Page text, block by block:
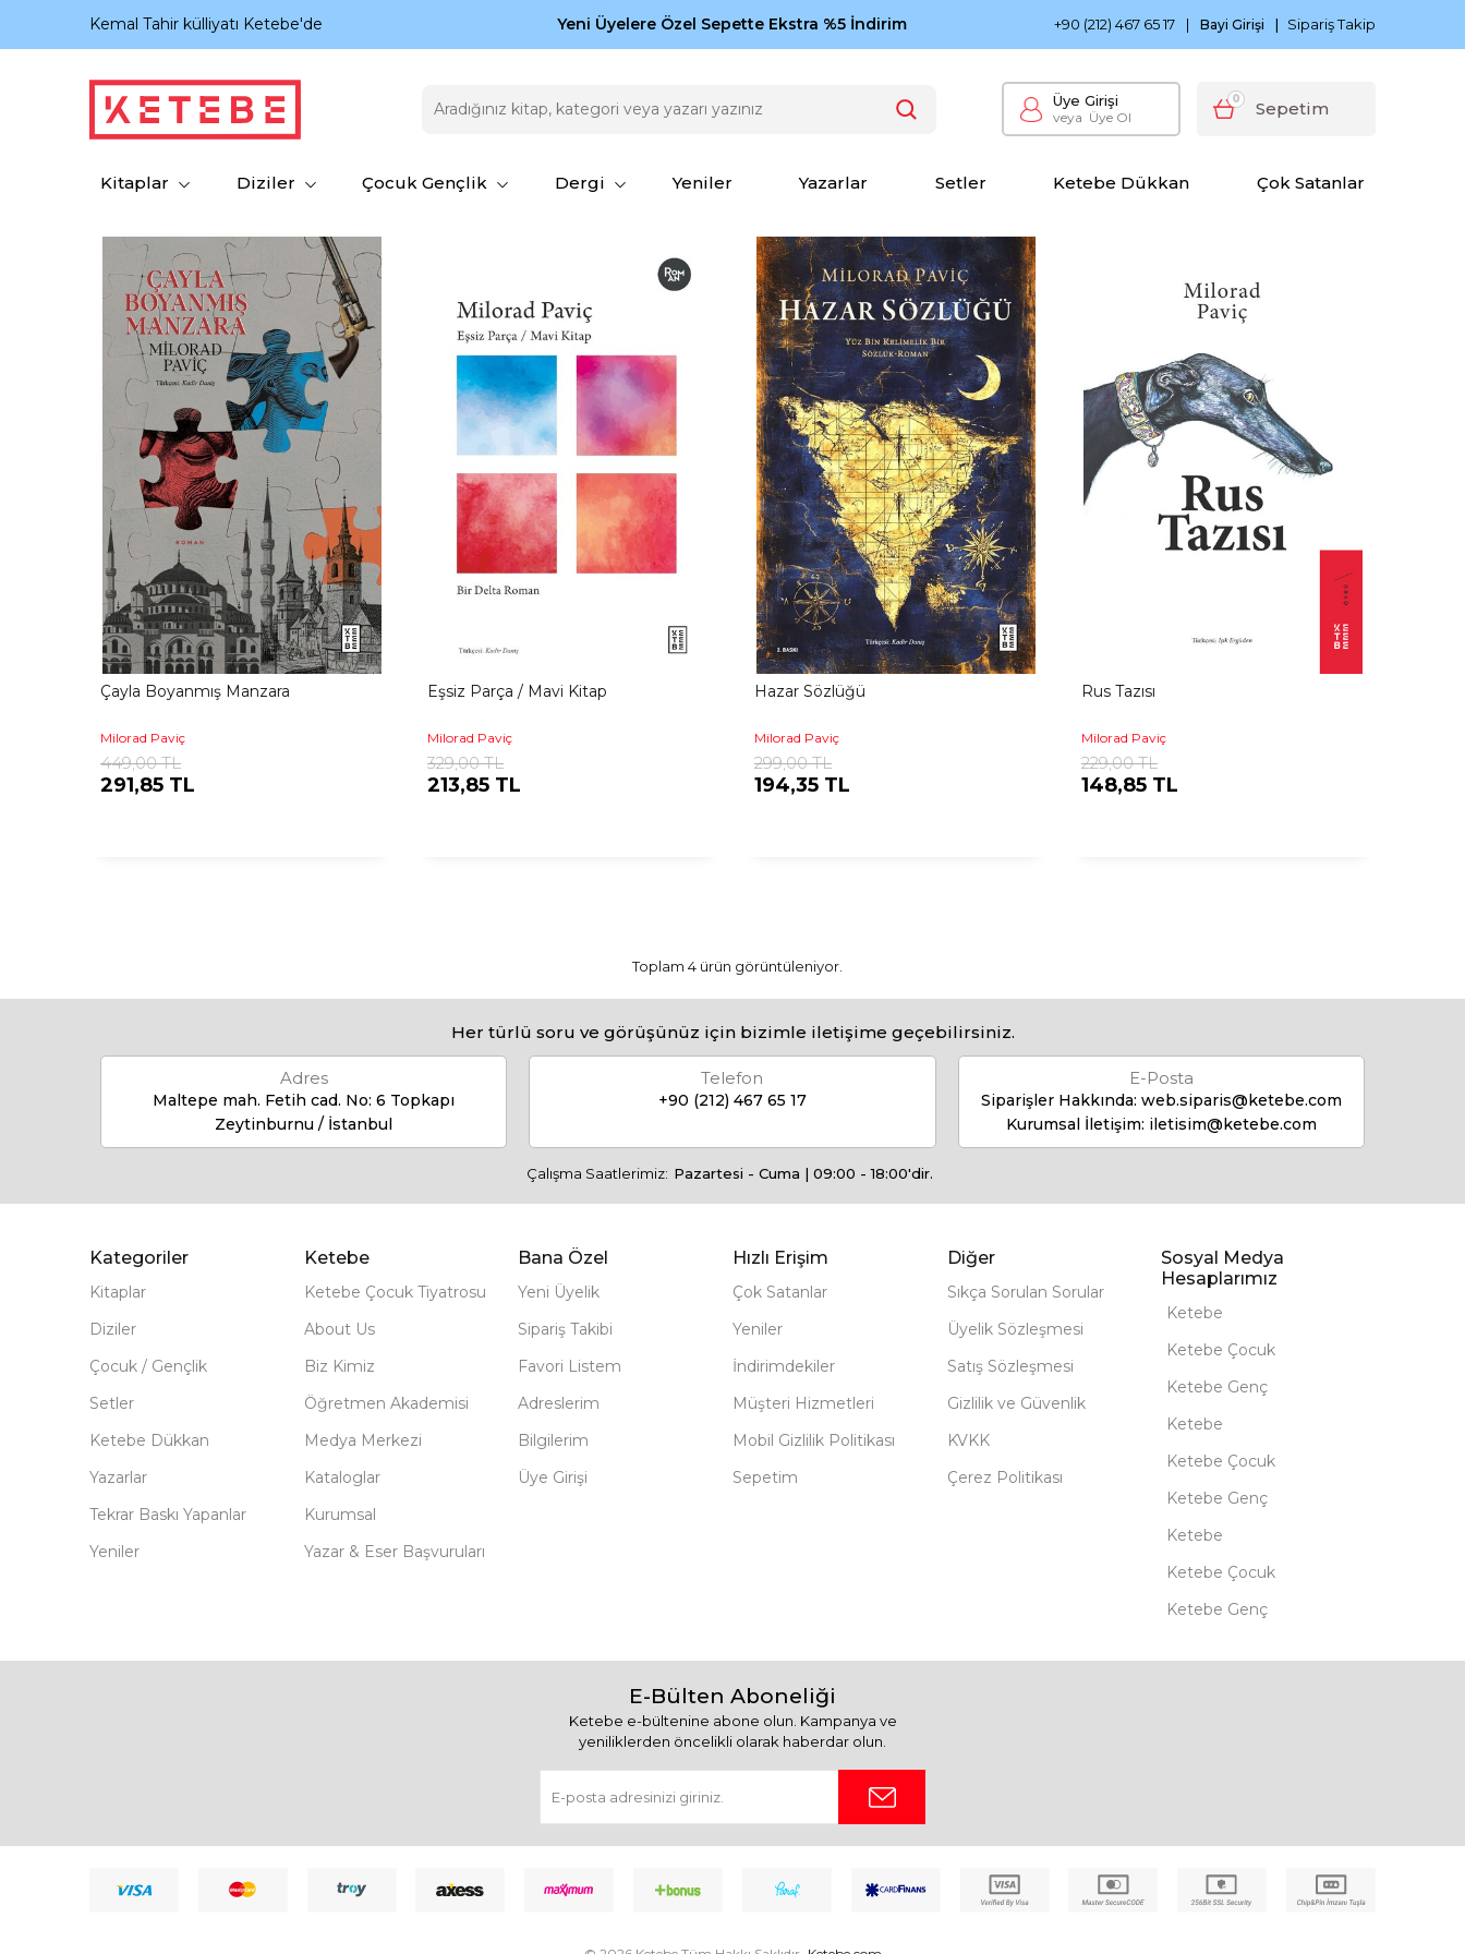
Kemal Tahir külliyatı Ketebe'de Zamansız eserler Ketebe'de: Cengiz Aytmatov 1500 TL ve Üzeri Siparişlerinizde Kargo Bedava
Yeni Üyelere Özel Sepette Ekstra %5 İndirim +90 (212) 467 65 17 | Bayi Girişi | Sipariş Takip
0 Sepetim
Üye Girişi
veya Üye Ol
Kitaplar Diziler Çocuk Gençlik Dergi Yeniler Yazarlar Setler Ketebe Dükkan Çok Satanlar
Çayla Boyanmış Manzara
Milorad Paviç
449,00 TL
291,85 TL
Eşsiz Parça / Mavi Kitap
Milorad Paviç
329,00 TL
213,85 TL
Hazar Sözlüğü
Milorad Paviç
299,00 TL
194,35 TL
Rus Tazısı
Milorad Paviç
229,00 TL
148,85 TL
Toplam 4 ürün görüntüleniyor.
Her türlü soru ve görüşünüz için bizimle iletişime geçebilirsiniz.
Adres
Maltepe mah. Fetih cad. No: 6 Topkapı
Zeytinburnu / İstanbul
Telefon
+90 (212) 467 65 17
E-Posta
Siparişler Hakkında: web.siparis@ketebe.com
Kurumsal İletişim: iletisim@ketebe.com
Çalışma Saatlerimiz: Pazartesi - Cuma | 09:00 - 18:00'dir.
Kategoriler
Kitaplar
Diziler
Çocuk / Gençlik
Setler
Ketebe Dükkan
Yazarlar
Tekrar Baskı Yapanlar
Yeniler
Ketebe
Ketebe Çocuk Tiyatrosu
About Us
Biz Kimiz
Öğretmen Akademisi
Medya Merkezi
Kataloglar
Kurumsal
Yazar & Eser Başvuruları
Bana Özel
Yeni Üyelik
Sipariş Takibi
Favori Listem
Adreslerim
Bilgilerim
Üye Girişi
Hızlı Erişim
Çok Satanlar
Yeniler
İndirimdekiler
Müşteri Hizmetleri
Mobil Gizlilik Politikası
Sepetim
Diğer
Sıkça Sorulan Sorular
Üyelik Sözleşmesi
Satış Sözleşmesi
Gizlilik ve Güvenlik
KVKK
Çerez Politikası
Sosyal Medya
Hesaplarımız
Ketebe
Ketebe Çocuk
Ketebe Genç
Ketebe
Ketebe Çocuk
Ketebe Genç
Ketebe
Ketebe Çocuk
Ketebe Genç
E-Bülten Aboneliği
Ketebe e-bültenine abone olun. Kampanya ve
yeniliklerden öncelikli olarak haberdar olun.